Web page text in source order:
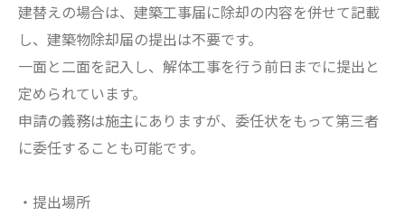
建替えの場合は、建築工事届に除却の内容を併せて記載
し、建築物除却届の提出は不要です。
一面と二面を記入し、解体工事を行う前日までに提出と
定められています。
申請の義務は施主にありますが、委任状をもって第三者
に委任することも可能です。
・提出場所